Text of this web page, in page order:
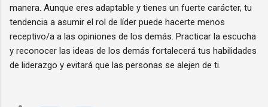
manera. Aunque eres adaptable y tienes un fuerte carácter, tu
tendencia a asumir el rol de líder puede hacerte menos
receptivo/a a las opiniones de los demás. Practicar la escucha
y reconocer las ideas de los demás fortalecerá tus habilidades
de liderazgo y evitará que las personas se alejen de ti.